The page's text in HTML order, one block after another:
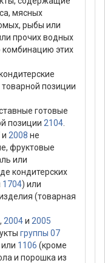
мясных
рыбы или
прочих водных
этих
позиции
готовые
позиции 2104
и 2008 не
фруктовые
или
кондитерских
1704) или
(товарная
, 2004и 2005
группы 07
или 1106 (кроме
и порошка из